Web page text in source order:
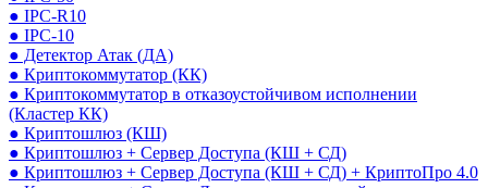
● IPC-R10
● IPC-10
● Детектор Атак (ДА)
● Криптокоммутатор (КК)
● Криптокоммутатор в отказоустойчивом исполнении
(Кластер КК)
● Криптошлюз (КШ)
● Криптошлюз + Сервер Доступа (КШ + СД)
● Криптошлюз + Сервер Доступа (КШ + СД) + КриптоПро 4.0